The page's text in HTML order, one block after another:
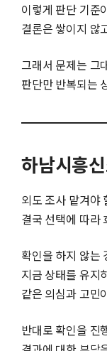
이렇게 판단 기준
결론은 쌓이지 않
그래서 문제는 그
판단만 반복되는
하남시흥
외도 조사 맡겨야
결국 선택에 따라
확인을 하지 않는
지금 상태를 유지
같은 의심과 고민
반대로 확인을 진